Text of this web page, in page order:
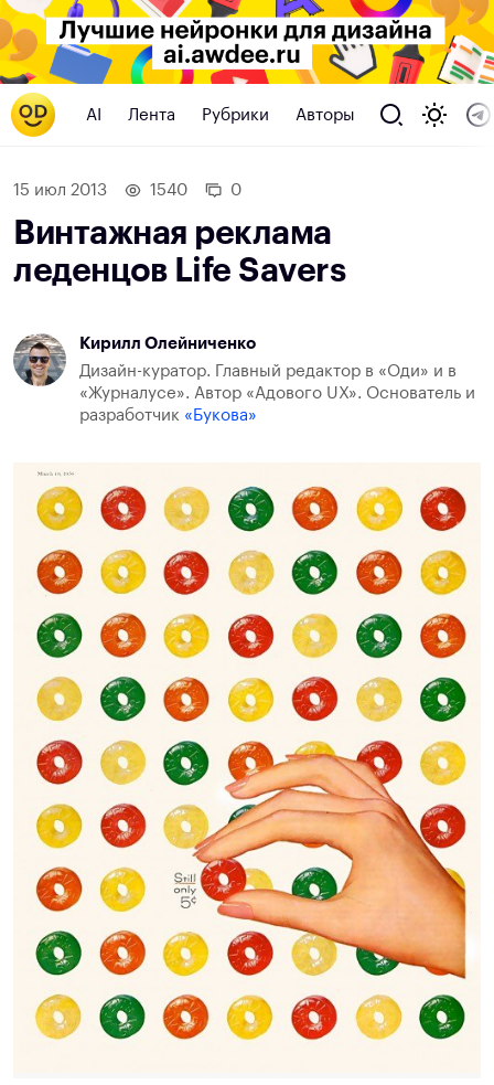
AI Лента Рубрики Авторы
15 июл 2013 1540 0
Винтажная реклама
леденцов Life Savers
Кирилл Олейниченко
Дизайн-куратор. Главный редактор в «Оди» и в
«Журналусе». Автор «Адового UX». Основатель и
разработчик «Букова»